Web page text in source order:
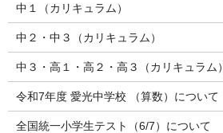
中１（カリキュラム）
中２・中３（カリキュラム）
中３・高１・高２・高３（カリキュラム）
令和7年度 愛光中学校 （算数）について
全国統一小学生テスト（6/7）について